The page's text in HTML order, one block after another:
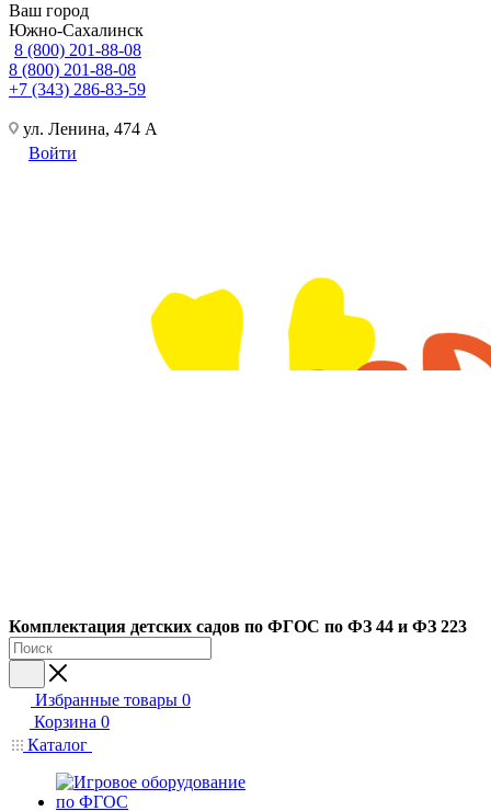
Ваш город
Южно-Сахалинск
8 (800) 201-88-08
8 (800) 201-88-08
+7 (343) 286-83-59
ул. Ленина, 474 А
Войти
Комплектация детских садов по ФГОC по ФЗ 44 и ФЗ 223
Избранные товары 0
Корзина 0
Каталог